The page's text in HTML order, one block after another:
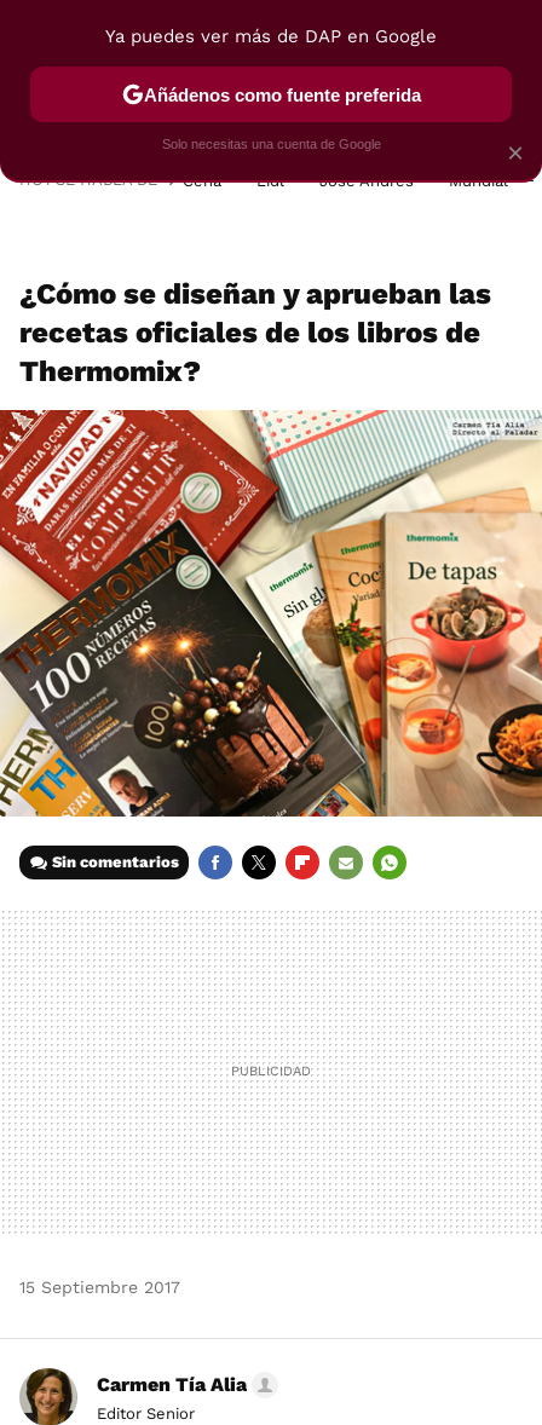
POSTRES VIAJES SELECCIÓN VEGUI
HOY SE HABLA DE Cena Lidl José Andrés Mundial
¿Cómo se diseñan y aprueban las
recetas oficiales de los libros de
Thermomix?
Sin comentarios
MAIL
15 Septiembre 2017
Carmen Tía Alia
Editor Senior
×
Ya puedes ver más de DAP en Google
Añádenos como fuente preferida
Solo necesitas una cuenta de Google